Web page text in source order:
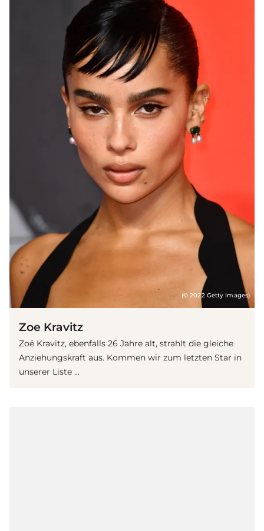
(© 2022 Getty Images)
Zoe Kravitz
Zoë Kravitz, ebenfalls 26 Jahre alt, strahlt die gleiche
Anziehungskraft aus. Kommen wir zum letzten Star in
unserer Liste ...